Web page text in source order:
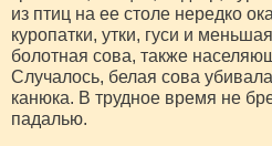
из птиц на ее столе нередко
куропатки, утки, гуси и
болотная сова, также
Случалось, белая сова
канюка. В трудное время не
падалью.